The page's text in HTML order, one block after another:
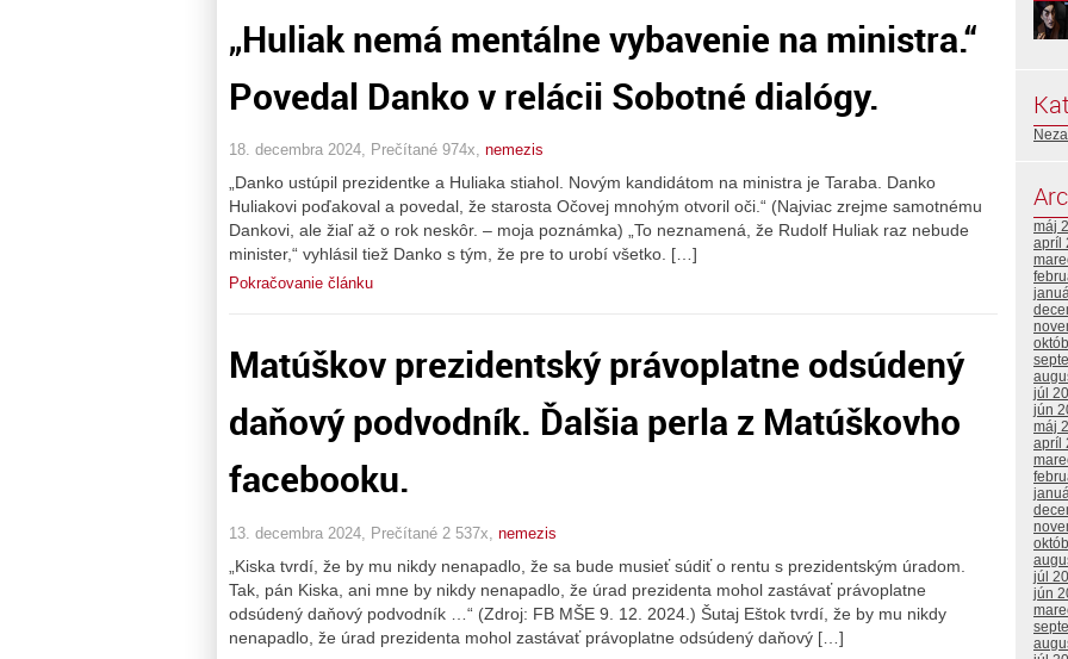
„Huliak nemá mentálne vybavenie na ministra.“
Povedal Danko v relácii Sobotné dialógy.
18. decembra 2024, Prečítané 974x, nemezis
„Danko ustúpil prezidentke a Huliaka stiahol. Novým kandidátom na ministra je Taraba. Danko
Huliakovi poďakoval a povedal, že starosta Očovej mnohým otvoril oči.“ (Najviac zrejme samotnému
Dankovi, ale žiaľ až o rok neskôr. – moja poznámka) „To neznamená, že Rudolf Huliak raz nebude
minister,“ vyhlásil tiež Danko s tým, že pre to urobí všetko. […]
Pokračovanie článku
Matúškov prezidentský právoplatne odsúdený
daňový podvodník. Ďalšia perla z Matúškovho
facebooku.
13. decembra 2024, Prečítané 2 537x, nemezis
„Kiska tvrdí, že by mu nikdy nenapadlo, že sa bude musieť súdiť o rentu s prezidentským úradom.
Tak, pán Kiska, ani mne by nikdy nenapadlo, že úrad prezidenta mohol zastávať právoplatne
odsúdený daňový podvodník …“ (Zdroj: FB MŠE 9. 12. 2024.) Šutaj Eštok tvrdí, že by mu nikdy
nenapadlo, že úrad prezidenta mohol zastávať právoplatne odsúdený daňový […]
máj
apríl
júl
jún
máj
apríl
júl
jún